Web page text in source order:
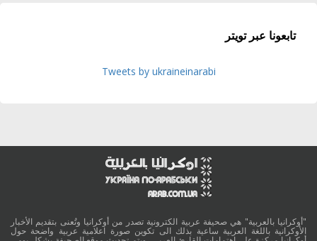
تابعونا عبر تويتر
Tweets by ukraineinarabi
"أوكرانيا بالعربية" هي صحيفة عربية الكترونية تصدر من أوكرانيا وتُعنى بتقديم الأخبار
الأوكرانية باللغة العربية ساعية بذلك الى تكوين صورة اعلامية عربية واضحة حول